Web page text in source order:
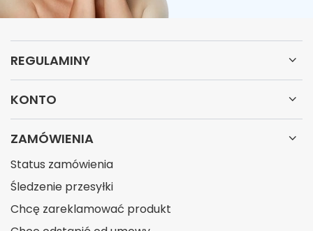
REGULAMINY
KONTO
ZAMÓWIENIA
Status zamówienia
Śledzenie przesyłki
Chcę zareklamować produkt